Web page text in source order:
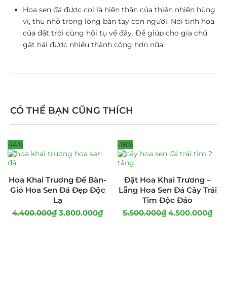
Hoa sen đá được coi là hiện thân của thiên nhiên hùng
vĩ, thu nhỏ trong lòng bàn tay con người. Nơi tinh hoa
của đất trời cùng hội tụ về đây. Để giúp cho gia chủ
gặt hái được nhiều thành công hơn nữa.
CÓ THỂ BẠN CŨNG THÍCH
-14%
Hoa Khai Trương Để Bàn-
Giỏ Hoa Sen Đá Đẹp Độc
Lạ
4.400.000₫ 3.800.000₫
-18%
Đặt Hoa Khai Trương –
Lẵng Hoa Sen Đá Cây Trái
Tim Độc Đáo
5.500.000₫ 4.500.000₫